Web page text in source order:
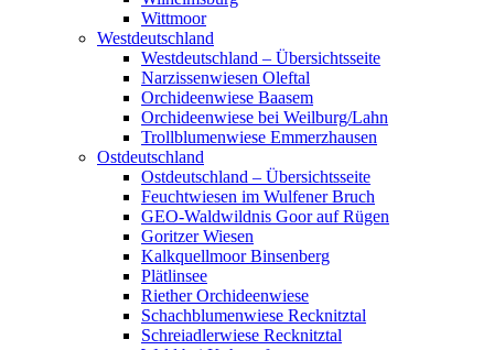
Wittmoor
Westdeutschland
Westdeutschland – Übersichtsseite
Narzissenwiesen Oleftal
Orchideenwiese Baasem
Orchideenwiese bei Weilburg/Lahn
Trollblumenwiese Emmerzhausen
Ostdeutschland
Ostdeutschland – Übersichtsseite
Feuchtwiesen im Wulfener Bruch
GEO-Waldwildnis Goor auf Rügen
Goritzer Wiesen
Kalkquellmoor Binsenberg
Plätlinsee
Riether Orchideenwiese
Schachblumenwiese Recknitztal
Schreiadlerwiese Recknitztal